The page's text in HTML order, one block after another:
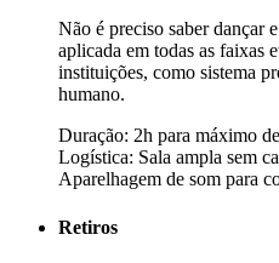
Não é preciso saber dançar
aplicada em todas as faixas
instituições, como sistema
humano.
Duração: 2h para máximo
Logística: Sala ampla sem
Aparelhagem de som para
Retiros